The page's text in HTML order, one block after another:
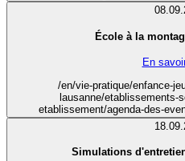
École à la
En
/en/vie-pratique/enfance-
lausanne/etablissements-
etablissement/agenda-des-
Simulations